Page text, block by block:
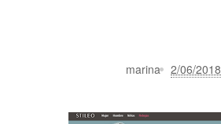
marina 2/06/2018